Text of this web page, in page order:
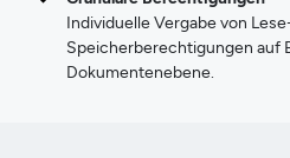
Individuelle Vergabe von
Speicherberechtigungen auf
Dokumentenebene.